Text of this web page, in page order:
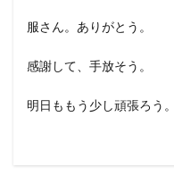
服さん。ありがとう。
感謝して、手放そう。
明日ももう少し頑張ろう。